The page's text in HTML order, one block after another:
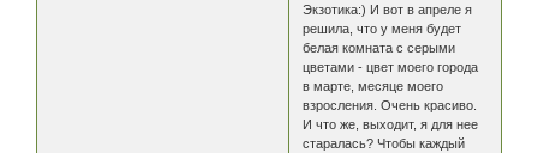
Экзотика:) И вот в апреле я
решила, что у меня будет
белая комната с серыми
цветами - цвет моего города
в марте, месяце моего
взросления. Очень красиво.
И что же, выходит, я для нее
старалась? Чтобы каждый